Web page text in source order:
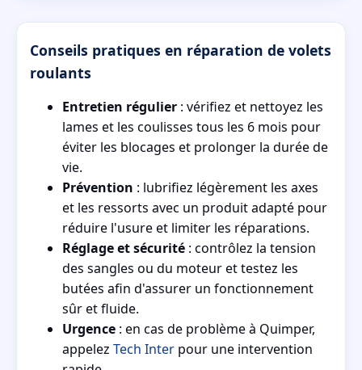
Conseils pratiques en réparation de volets
roulants
Entretien régulier : vérifiez et nettoyez les
lames et les coulisses tous les 6 mois pour
éviter les blocages et prolonger la durée de
vie.
Prévention : lubrifiez légèrement les axes
et les ressorts avec un produit adapté pour
réduire l'usure et limiter les réparations.
Réglage et sécurité : contrôlez la tension
des sangles ou du moteur et testez les
butées afin d'assurer un fonctionnement
sûr et fluide.
Urgence : en cas de problème à Quimper,
appelez Tech Inter pour une intervention